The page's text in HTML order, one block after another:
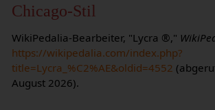
Chicago-Stil
WikiPedalia-Bearbeiter, "Lycra ®,"
https://wikipedalia.com/index.php?
title=Lycra_%C2%AE&oldid=4552
August 2026).